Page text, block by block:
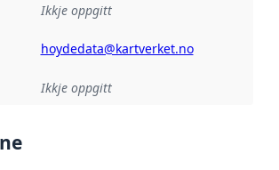
Ikkje oppgitt
hoydedata@kartverket.no
Ikkje oppgitt